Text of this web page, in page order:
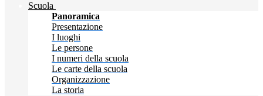
Scuola
Panoramica
Presentazione
I luoghi
Le persone
I numeri della scuola
Le carte della scuola
Organizzazione
La storia